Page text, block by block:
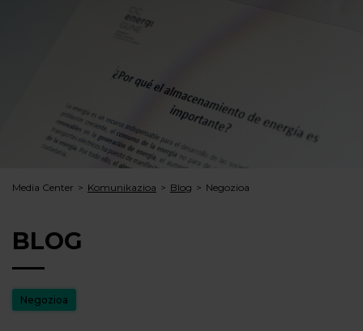
Media Center Komunikazioa Blog Negozioa
BLOG
Negozioa